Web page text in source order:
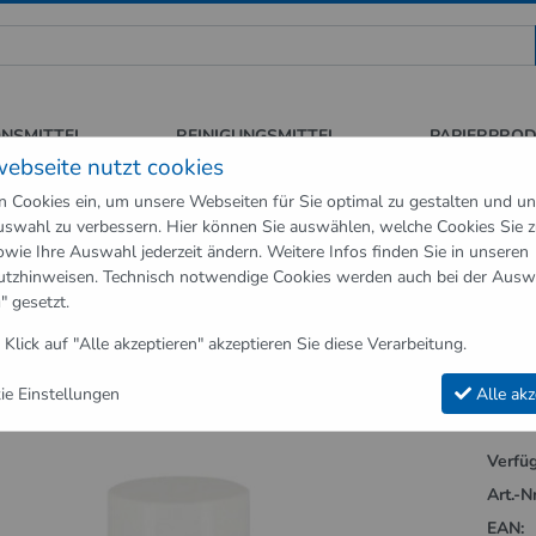
REINIGUNGSMITTEL
Lufterfrischer & Geruchsvernichter Duftspray Oriental
& Geruchsvernichter"
Oriental Nachfüllpackung 270ml
Art.-
EAN:
nutzt cookies
Cookies ein, um unsere Webseiten für Sie optimal zu gestalten und
zu verbessern. Hier können Sie auswählen, welche Cookies Sie
Ihre Auswahl jederzeit ändern. Weitere Infos finden Sie in unseren
. Technisch notwendige Cookies werden auch bei der
gesetzt.
auf "Alle akzeptieren" akzeptieren Sie diese Verarbeitung.
Einstellungen Alle